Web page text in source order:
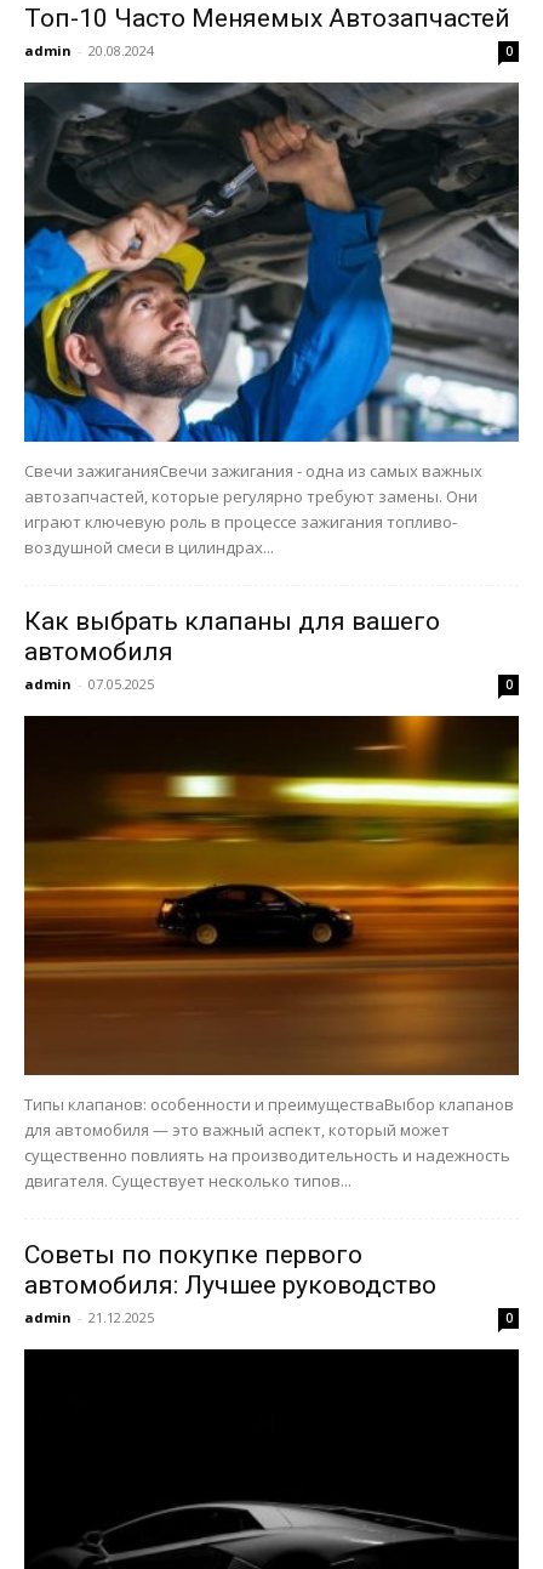
Топ-10 Часто Меняемых Автозапчастей
admin - 20.08.2024 0
Свечи зажиганияСвечи зажигания - одна из самых важных
автозапчастей, которые регулярно требуют замены. Они
играют ключевую роль в процессе зажигания топливо-
воздушной смеси в цилиндрах...
Как выбрать клапаны для вашего
автомобиля
admin - 07.05.2025 0
Типы клапанов: особенности и преимуществаВыбор клапанов
для автомобиля — это важный аспект, который может
существенно повлиять на производительность и надежность
двигателя. Существует несколько типов...
Советы по покупке первого
автомобиля: Лучшее руководство
admin - 21.12.2025 0